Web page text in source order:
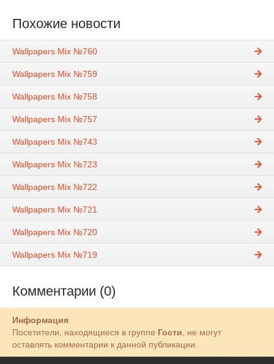
Похожие новости
Wallpapers Mix №760
Wallpapers Mix №759
Wallpapers Mix №758
Wallpapers Mix №757
Wallpapers Mix №743
Wallpapers Mix №723
Wallpapers Mix №722
Wallpapers Mix №721
Wallpapers Mix №720
Wallpapers Mix №719
Комментарии (0)
Информация
Посетители, находящиеся в группе Гости , не могут
оставлять комментарии к данной публикации.